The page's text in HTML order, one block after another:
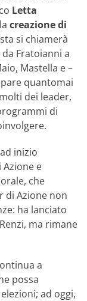
Letta
creazione di
si chiamerà
da Fratoianni a
Mastella e –
quantomai
dei leader,
di
inizio
Azione e
che
di Azione non
ha lanciato
ma rimane
a
possa
ad oggi,